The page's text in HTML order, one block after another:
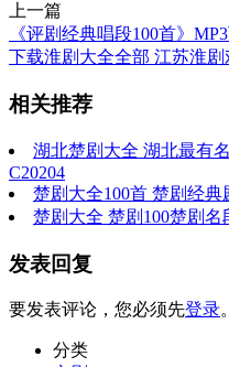
上一篇
《评剧经典唱段100首》
下载淮剧大全全部 江苏淮剧
相关推荐
湖北楚剧大全 湖北最有
C20204
楚剧大全100首 楚剧经典
楚剧大全 楚剧100楚剧名
发表回复
要发表评论，您必须先登录。
分类